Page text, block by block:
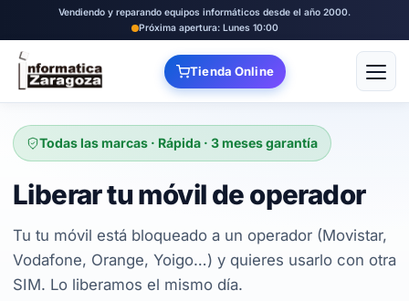
Vendiendo y reparando equipos informáticos desde el año 2000.
Próxima apertura: Lunes 10:00
Tienda Online Abrir
Todas las marcas · Rápida · 3 meses garantía
Liberar tu móvil de operador
Tu tu móvil está bloqueado a un operador (Movistar,
Vodafone, Orange, Yoigo…) y quieres usarlo con otra
SIM. Lo liberamos el mismo día.